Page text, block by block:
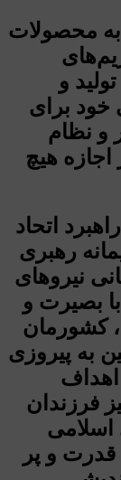
به محصولات
و
خود برای
و نظام
هیچ
کرد راهبرد اتحاد
رهبری
نیروهای
بصیرت و
کشورمان
به پیروزی
فرزندان
قدرت و پر